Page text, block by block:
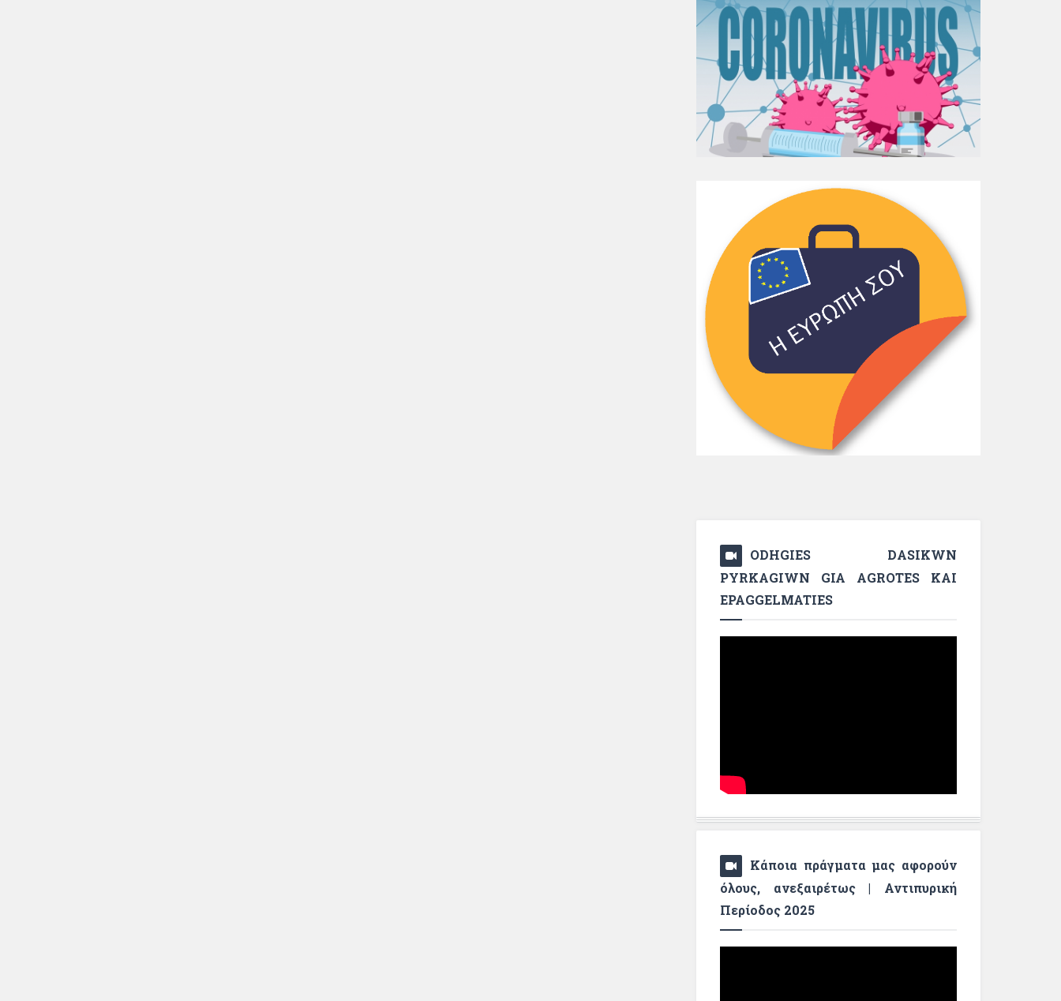
ODHGIES DASIKWN
PYRKAGIWN GIA AGROTES KAI
EPAGGELMATIES
Κάποια πράγματα μας αφορούν
όλους, ανεξαιρέτως | Αντιπυρική
Περίοδος 2025